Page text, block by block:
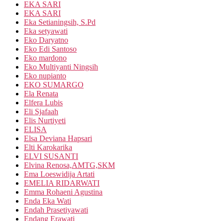
EKA SARI
EKA SARI
Eka Setianingsih, S.Pd
Eka setyawati
Eko Daryatno
Eko Edi Santoso
Eko mardono
Eko Multiyanti Ningsih
Eko nupianto
EKO SUMARGO
Ela Renata
Elfera Lubis
Eli Sjafaah
Elis Nurtiyeti
ELISA
Elsa Deviana Hapsari
Elti Karokarika
ELVI SUSANTI
Elvina Renosa,AMTG,SKM
Ema Loeswidija Artati
EMELIA RIDARWATI
Emma Rohaeni Agustina
Enda Eka Wati
Endah Prasetiyawati
Endang Erawati